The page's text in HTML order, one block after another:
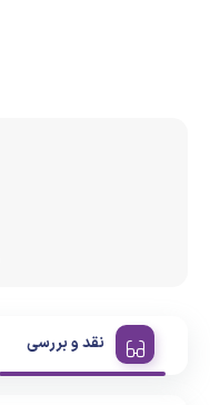
نقد و بررسی